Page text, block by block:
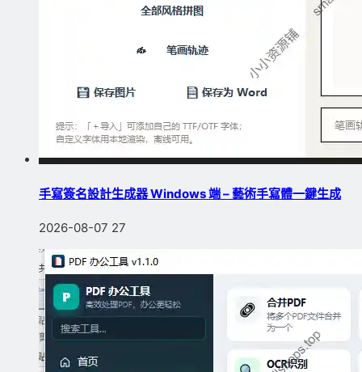
手寫簽名設計生成器 Windows 端 – 藝術手寫體一鍵生成
2026-08-07 27